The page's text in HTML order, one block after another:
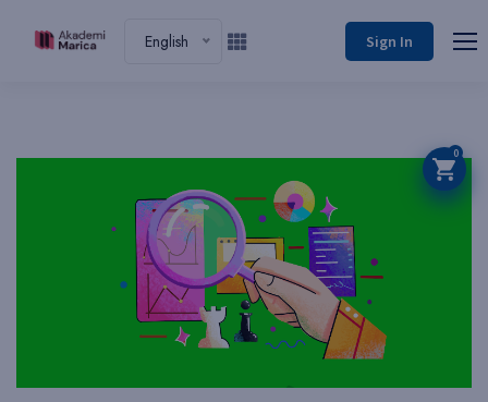
English Sign In
0